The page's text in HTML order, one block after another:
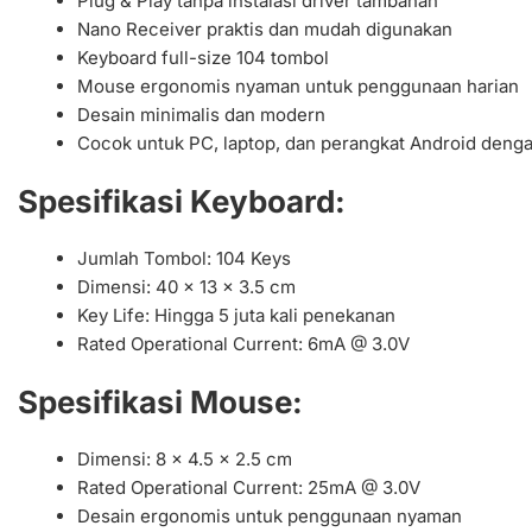
Nano Receiver praktis dan mudah digunakan
Keyboard full-size 104 tombol
Mouse ergonomis nyaman untuk penggunaan harian
Desain minimalis dan modern
Cocok untuk PC, laptop, dan perangkat Android
Spesifikasi Keyboard:
Jumlah Tombol: 104 Keys
Dimensi: 40 x 13 x 3.5 cm
Key Life: Hingga 5 juta kali penekanan
Rated Operational Current: 6mA @ 3.0V
Spesifikasi Mouse:
Dimensi: 8 x 4.5 x 2.5 cm
Rated Operational Current: 25mA @ 3.0V
Desain ergonomis untuk penggunaan nyaman